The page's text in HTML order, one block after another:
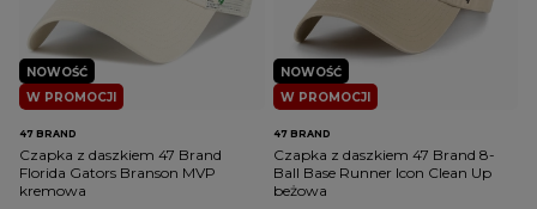
W PROMOCJI
NOWOŚĆ
47 BRAND
Czapka z daszkiem 47 Brand
Florida Gators Branson MVP
kremowa
W PROMOCJI
NOWOŚĆ
47 BRAND
Czapka z daszkiem 47 Brand 8-
Ball Base Runner Icon Clean Up
beżowa